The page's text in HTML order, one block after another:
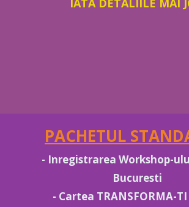
PACHETUL
- Inregistrarea Workshop-
Bucuresti
- Cartea TRANSFORMA-